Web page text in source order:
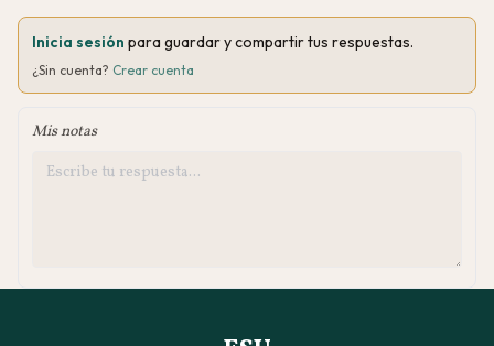
Inicia sesión para guardar y compartir tus respuestas.
¿Sin cuenta? Crear cuenta
Mis notas